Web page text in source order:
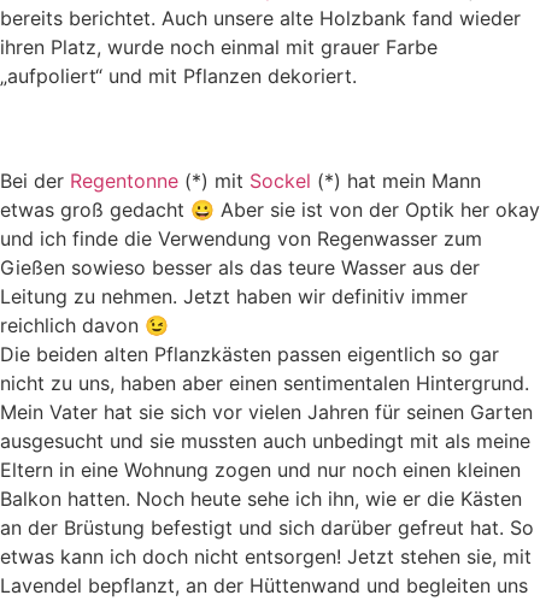
bereits berichtet. Auch unsere alte Holzbank fand wieder
ihren Platz, wurde noch einmal mit grauer Farbe
„aufpoliert“ und mit Pflanzen dekoriert.
Bei der Regentonne (*) mit Sockel (*) hat mein Mann
etwas groß gedacht 😀 Aber sie ist von der Optik her okay
und ich finde die Verwendung von Regenwasser zum
Gießen sowieso besser als das teure Wasser aus der
Leitung zu nehmen. Jetzt haben wir definitiv immer
reichlich davon 😉
Die beiden alten Pflanzkästen passen eigentlich so gar
nicht zu uns, haben aber einen sentimentalen Hintergrund.
Mein Vater hat sie sich vor vielen Jahren für seinen Garten
ausgesucht und sie mussten auch unbedingt mit als meine
Eltern in eine Wohnung zogen und nur noch einen kleinen
Balkon hatten. Noch heute sehe ich ihn, wie er die Kästen
an der Brüstung befestigt und sich darüber gefreut hat. So
etwas kann ich doch nicht entsorgen! Jetzt stehen sie, mit
Lavendel bepflanzt, an der Hüttenwand und begleiten uns